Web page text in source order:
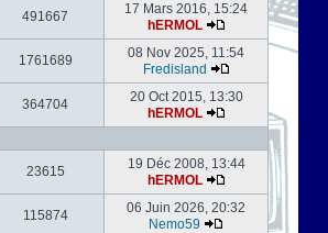
491667
17 Mars 2016, 15:24
hERMOL
1761689
08 Nov 2025, 11:54
Fredisland
364704
20 Oct 2015, 13:30
hERMOL
23615
19 Déc 2008, 13:44
hERMOL
115874
06 Juin 2026, 20:32
Nemo59